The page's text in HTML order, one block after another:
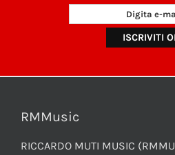
RMMusic
RICCARDO MUTI MUSIC